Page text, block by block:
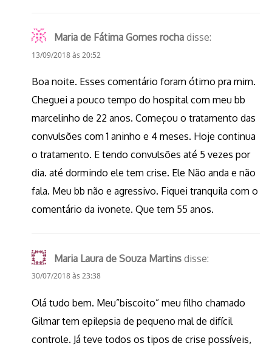
Maria de Fátima Gomes rocha disse:
13/09/2018 às 20:52
Boa noite. Esses comentário foram ótimo pra mim.
Cheguei a pouco tempo do hospital com meu bb
marcelinho de 22 anos. Começou o tratamento das
convulsões com 1 aninho e 4 meses. Hoje continua
o tratamento. E tendo convulsões até 5 vezes por
dia. até dormindo ele tem crise. Ele Não anda e não
fala. Meu bb não e agressivo. Fiquei tranquila com o
comentário da ivonete. Que tem 55 anos.
Maria Laura de Souza Martins disse:
30/07/2018 às 23:38
Olá tudo bem. Meu”biscoito” meu filho chamado
Gilmar tem epilepsia de pequeno mal de difícil
controle. Já teve todos os tipos de crise possíveis,